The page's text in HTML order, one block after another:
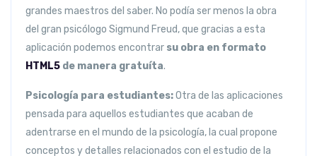
grandes maestros del saber. No podía ser menos la obra
del gran psicólogo Sigmund Freud, que gracias a esta
aplicación podemos encontrar su obra en formato
HTML5 de manera gratuíta.
Psicología para estudiantes:Otra de las aplicaciones
pensada para aquellos estudiantes que acaban de
adentrarse en el mundo de la psicología, la cual propone
conceptos y detalles relacionados con el estudio de la